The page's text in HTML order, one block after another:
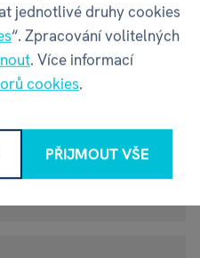
Hradec Králové
- 21:00
jednotlivé druhy cookies
“. Zpracování volitelných
. Více informací
cookies.
PŘIJMOUT VŠE